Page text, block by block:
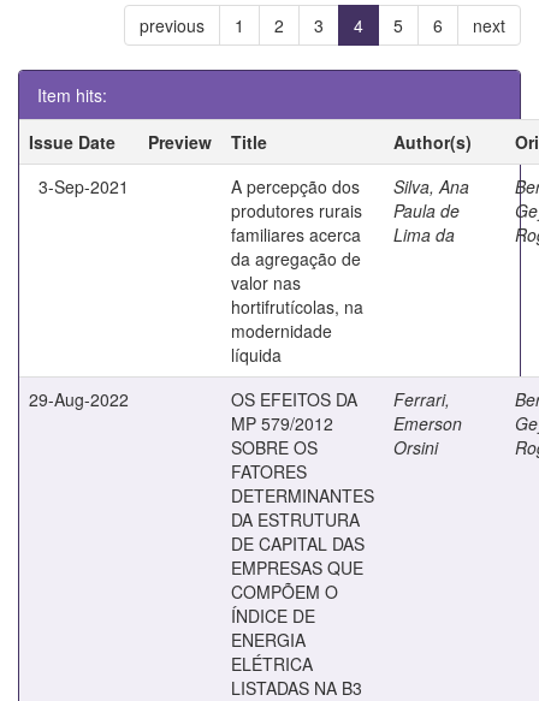
previous 1 2 3 4 5 6 next
Item hits:
Issue Date
Preview Title Author(s)
3-Sep-2021
A percepção dos
produtores rurais
familiares acerca
da agregação de
valor nas
hortifrutícolas, na
modernidade
líquida
Silva, Ana
Paula de
Lima da
29-Aug-2022
OS EFEITOS DA
MP 579/2012
SOBRE OS
FATORES
DETERMINANTES
DA ESTRUTURA
DE CAPITAL DAS
EMPRESAS QUE
COMPÕEM O
ÍNDICE DE
ENERGIA
ELÉTRICA
LISTADAS NA B3
Ferrari,
Emerson
Orsini